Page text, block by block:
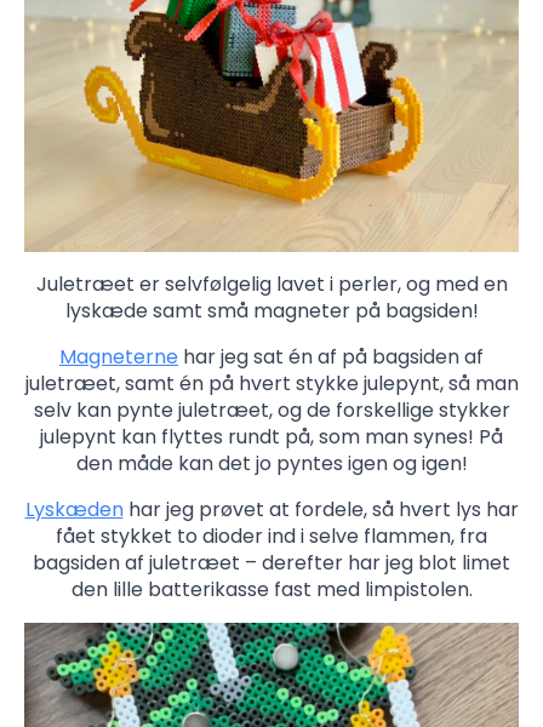
Juletræet er selvfølgelig lavet i perler, og med en
lyskæde samt små magneter på bagsiden!
Magneterne har jeg sat én af på bagsiden af
juletræet, samt én på hvert stykke julepynt, så man
selv kan pynte juletræet, og de forskellige stykker
julepynt kan flyttes rundt på, som man synes! På
den måde kan det jo pyntes igen og igen!
Lyskædenhar jeg prøvet at fordele, så hvert lys har
fået stykket to dioder ind i selve flammen, fra
bagsiden af juletræet – derefter har jeg blot limet
den lille batterikasse fast med limpistolen.